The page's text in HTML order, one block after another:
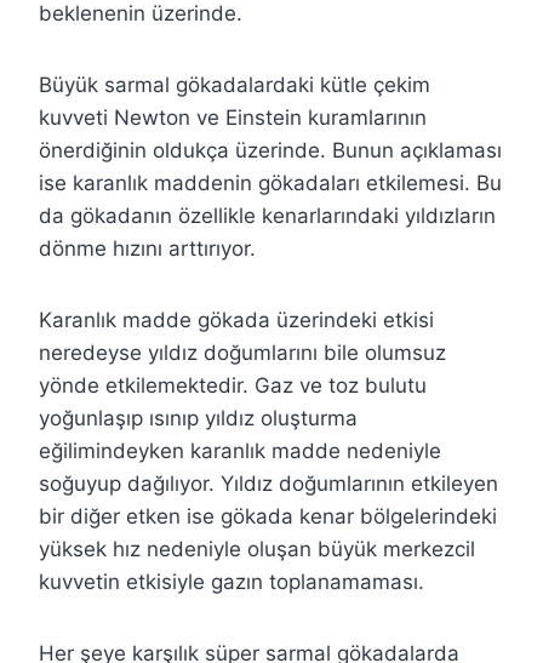
beklenenin üzerinde.
Büyük sarmal gökadalardaki kütle çekim
kuvveti Newton ve Einstein kuramlarının
önerdiğinin oldukça üzerinde. Bunun açıklaması
ise karanlık maddenin gökadaları etkilemesi. Bu
da gökadanın özellikle kenarlarındaki yıldızların
dönme hızını arttırıyor.
Karanlık madde gökada üzerindeki etkisi
neredeyse yıldız doğumlarını bile olumsuz
yönde etkilemektedir. Gaz ve toz bulutu
yoğunlaşıp ısınıp yıldız oluşturma
eğilimindeyken karanlık madde nedeniyle
soğuyup dağılıyor. Yıldız doğumlarının etkileyen
bir diğer etken ise gökada kenar bölgelerindeki
yüksek hız nedeniyle oluşan büyük merkezcil
kuvvetin etkisiyle gazın toplanamaması.
Her şeye karşılık süper sarmal gökadalarda